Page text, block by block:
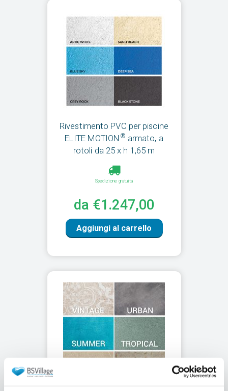
Rivestimento PVC per piscine
ELITE MOTION ® armato, a
rotoli da 25 x h 1,65 m
Spedizione gratuita
da €1.247,00
Aggiungi al carrello